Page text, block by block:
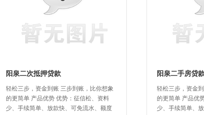
阳泉二次抵押贷款
轻松三步，资金到账 三步到账，比你想象
的更简单 产品优势 优势：征信松、资料
少、手续简单、放款快、可免流水、额度
阳泉二手房贷
轻松三步，资金
的更简单 产品优
少、手续简单、